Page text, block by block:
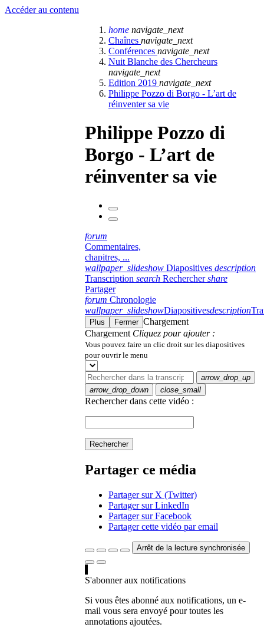
Accéder au contenu
home navigate_next
Chaînes navigate_next
Conférences navigate_next
Nuit Blanche des Chercheurs
navigate_next
Edition 2019 navigate_next
Philippe Pozzo di Borgo - L’art de
réinventer sa vie
Philippe Pozzo di
Borgo - L’art de
réinventer sa vie
forum
Commentaires,
chapitres, ...
wallpaper_slideshow Diapositives description
Transcription search Rechercher share
Partager
forum Chronologie
wallpaper_slideshowDiapositivesdescription
Plus Fermer Chargement
Chargement Cliquez pour ajouter :
Vous pouvez faire un clic droit sur les diapositives
pour ouvrir le menu
arrow_drop_up
arrow_drop_down
close_small
Rechercher dans cette vidéo :
Rechercher
Partager ce média
Partager sur X (Twitter)
Partager sur LinkedIn
Partager sur Facebook
Partager cette vidéo par email
Arrêt de la lecture synchronisée
S'abonner aux notifications
Si vous êtes abonné aux notifications, un e-
mail vous sera envoyé pour toutes les
annotations ajoutées.